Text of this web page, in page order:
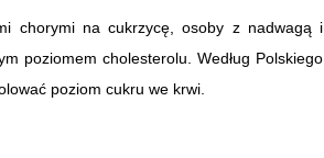
chorymi na cukrzycę, osoby z nadwagą i
poziomem cholesterolu. Według Polskiego
poziom cukru we krwi.